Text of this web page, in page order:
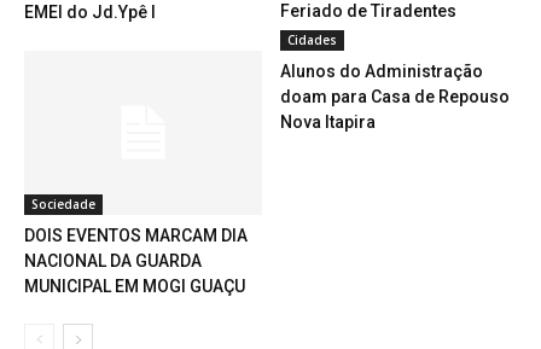
EMEI do Jd.Ypê I
Feriado de Tiradentes
Sociedade
DOIS EVENTOS MARCAM DIA
NACIONAL DA GUARDA
MUNICIPAL EM MOGI GUAÇU
Cidades
Alunos do Administração
doam para Casa de Repouso
Nova Itapira